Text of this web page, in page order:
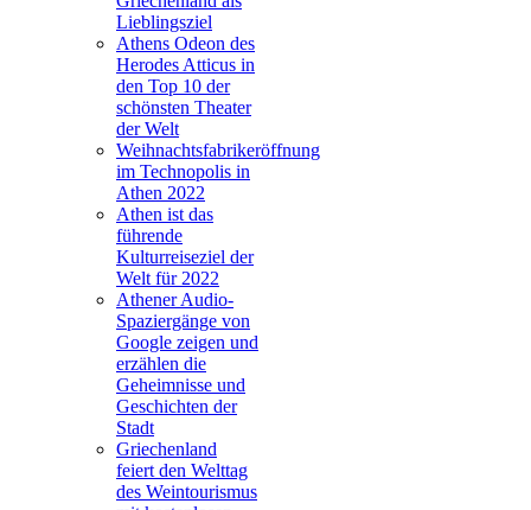
Lieblingsziel
Athens Odeon des
Herodes Atticus in
den Top 10 der
schönsten Theater
der Welt
Weihnachtsfabrikeröffnung
im Technopolis in
Athen 2022
Athen ist das
führende
Kulturreiseziel der
Welt für 2022
Athener Audio-
Spaziergänge von
Google zeigen und
erzählen die
Geheimnisse und
Geschichten der
Stadt
Griechenland
feiert den Welttag
des Weintourismus